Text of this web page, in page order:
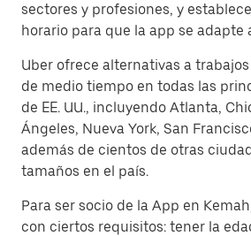
sectores y profesiones, y
horario para que la app se adapte
Uber ofrece alternativas a
de medio tiempo en todas las
de EE. UU., incluyendo Atlanta,
Ángeles, Nueva York, San
además de cientos de otras
tamaños en el país.
Para ser socio de la App en
con ciertos requisitos: tener la